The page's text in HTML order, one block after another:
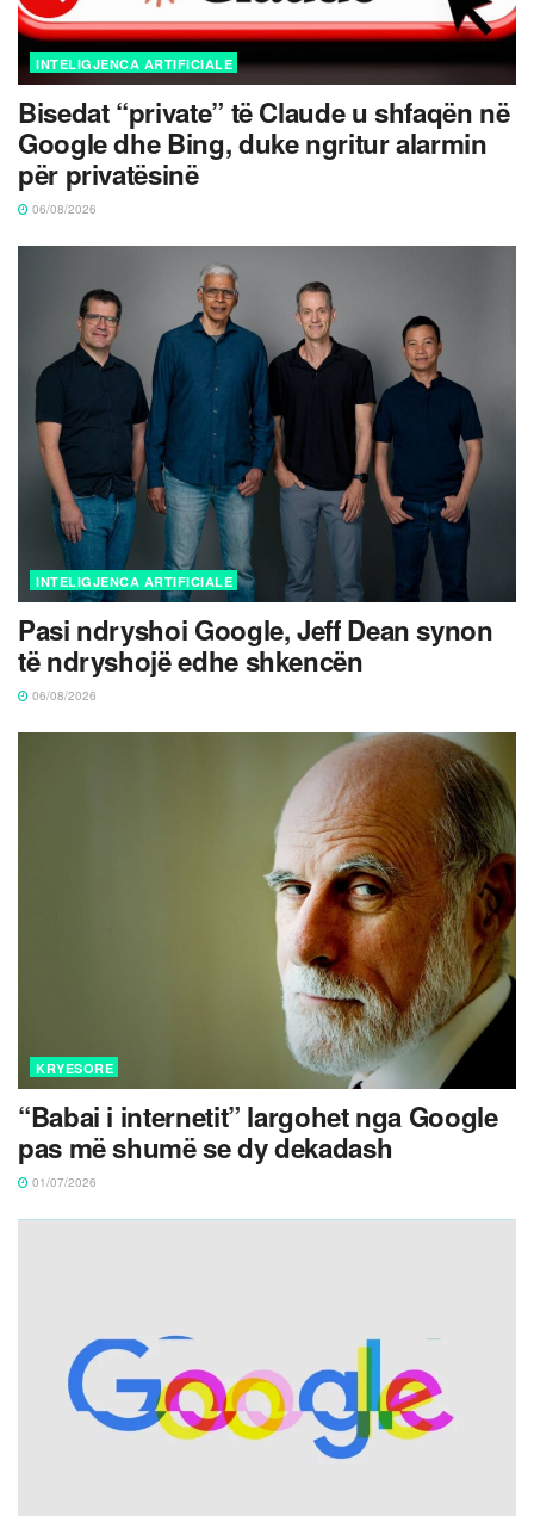
INTELIGJENCA ARTIFICIALE
Bisedat “private” të Claude u shfaqën në
Google dhe Bing, duke ngritur alarmin
për privatësinë
06/08/2026
INTELIGJENCA ARTIFICIALE
Pasi ndryshoi Google, Jeff Dean synon
të ndryshojë edhe shkencën
06/08/2026
KRYESORE
“Babai i internetit” largohet nga Google
pas më shumë se dy dekadash
01/07/2026